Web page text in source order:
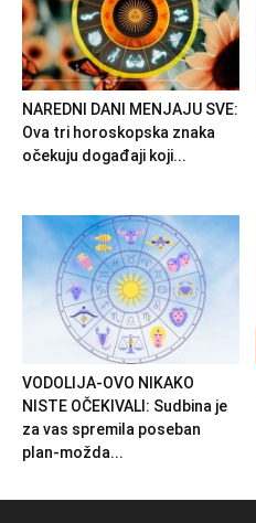
NAREDNI DANI MENJAJU SVE:
Ova tri horoskopska znaka
očekuju događaji koji...
VODOLIJA-OVO NIKAKO
NISTE OČEKIVALI: Sudbina je
za vas spremila poseban
plan-možda...